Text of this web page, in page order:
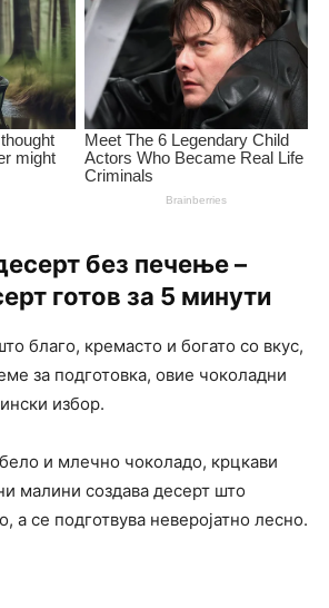
без печење –
готов за 5 минути
благо, кремасто и богато со вкус,
за подготовка, овие чоколадни
избор.
и млечно чоколадо, крцкави
малини создава десерт што
а се подготвува неверојатно лесно.